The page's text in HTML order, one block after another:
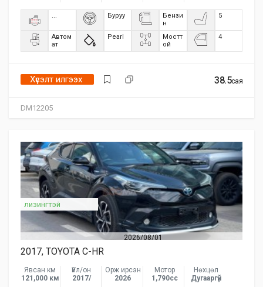
DM12205
... Буруу
Бензи
н
5
Автом
ат
Pearl
Мостт
ой
4
38.5сая
Хүсэлт илгээх
2026/08/01
лизингтэй
2017, TOYOTA C-HR
Явсан км
121,000 км
Үйл/он
2017/
Орж ирсэн
2026
Мотор
1,790сс
Нөхцөл
Дугааргүй